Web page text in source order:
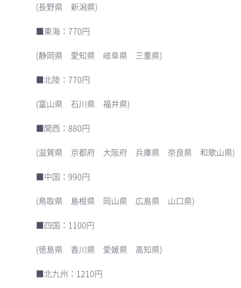
(長野県 新潟県)
■東海：770円
(静岡県 愛知県 岐阜県 三重県)
■北陸：770円
(富山県 石川県 福井県)
■関西：880円
(滋賀県 京都府 大阪府 兵庫県 奈良県 和歌山県)
■中国：990円
(鳥取県 島根県 岡山県 広島県 山口県)
■四国：1100円
(徳島県 香川県 愛媛県 高知県)
■北九州：1210円